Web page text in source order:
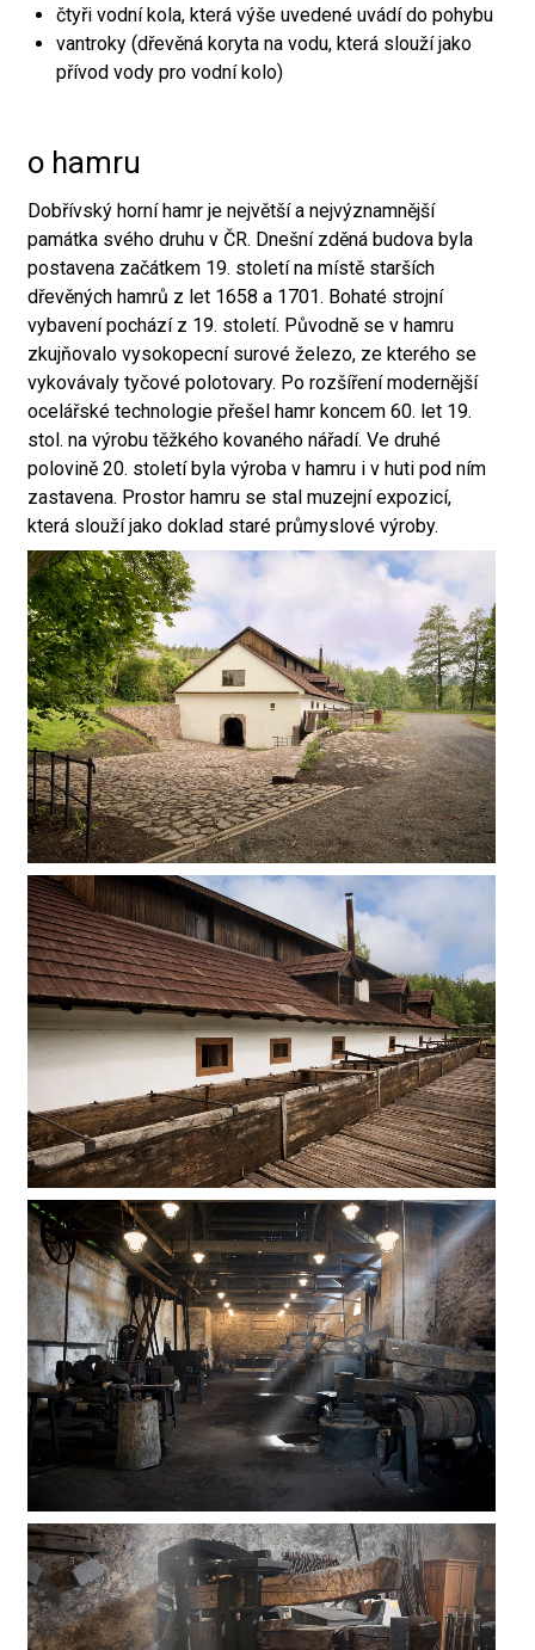
čtyři vodní kola, která výše uvedené uvádí do pohybu
vantroky (dřevěná koryta na vodu, která slouží jako
přívod vody pro vodní kolo)
o hamru
Dobřívský horní hamr je největší a nejvýznamnější
památka svého druhu v ČR. Dnešní zděná budova byla
postavena začátkem 19. století na místě starších
dřevěných hamrů z let 1658 a 1701. Bohaté strojní
vybavení pochází z 19. století. Původně se v hamru
zkujňovalo vysokopecní surové železo, ze kterého se
vykovávaly tyčové polotovary. Po rozšíření modernější
ocelářské technologie přešel hamr koncem 60. let 19.
stol. na výrobu těžkého kovaného nářadí. Ve druhé
polovině 20. století byla výroba v hamru i v huti pod ním
zastavena. Prostor hamru se stal muzejní expozicí,
která slouží jako doklad staré průmyslové výroby.